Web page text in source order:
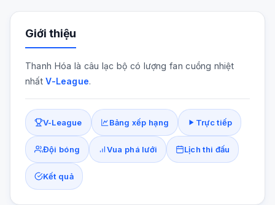
Giới thiệu
Thanh Hóa là câu lạc bộ có lượng fan cuồng nhiệt
nhấtV-League.
V-League Bảng xếp hạng Trực tiếp
Đội bóng Vua phá lưới Lịch thi đấu
Kết quả